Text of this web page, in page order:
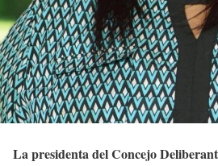
La presidenta del Concejo